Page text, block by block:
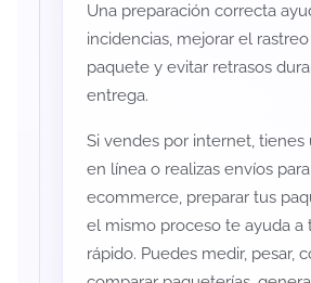
Una preparación correcta
incidencias, mejorar el
paquete y evitar retrasos
entrega.
Si vendes por internet, tienes
en línea o realizas envíos para
ecommerce, preparar tus
el mismo proceso te ayuda a
rápido. Puedes medir, pesar,